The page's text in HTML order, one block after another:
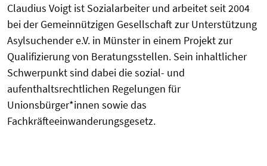
Claudius Voigt ist Sozialarbeiter und arbeitet seit 2004
bei der Gemeinnützigen Gesellschaft zur Unterstützung
Asylsuchender e.V. in Münster in einem Projekt zur
Qualifizierung von Beratungsstellen. Sein inhaltlicher
Schwerpunkt sind dabei die sozial- und
aufenthaltsrechtlichen Regelungen für
Unionsbürger*innen sowie das
Fachkräfteeinwanderungsgesetz.